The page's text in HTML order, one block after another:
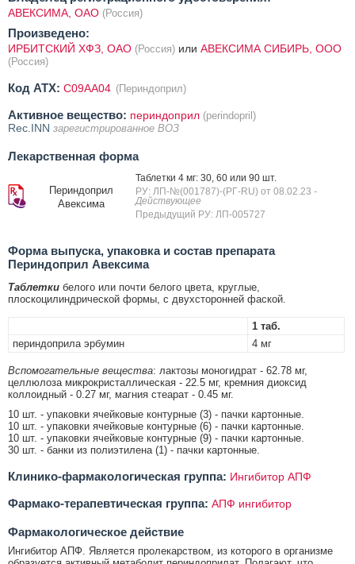
АВЕКСИМА, ОАО (Россия)
Произведено:
ИРБИТСКИЙ ХФЗ, ОАО (Россия) или АВЕКСИМА СИБИРЬ, ООО
(Россия)
Код ATX: C09AA04 (Периндоприл)
Активное вещество: периндоприл (perindopril)
Rec.INN зарегистрированное ВОЗ
Лекарственная форма
Периндоприл
Авексима
Таблетки 4 мг: 30, 60 или 90 шт.
РУ: ЛП-№(001787)-(РГ-RU) от 08.02.23 -
Действующее
Предыдущий РУ: ЛП-005727
Форма выпуска, упаковка и состав препарата
Периндоприл Авексима
Таблетки белого или почти белого цвета, круглые,
плоскоцилиндрической формы, с двухсторонней фаской.
1 таб.
периндоприла эрбумин
4 мг
Вспомогательные вещества: лактозы моногидрат - 62.78 мг,
целлюлоза микрокристаллическая - 22.5 мг, кремния диоксид
коллоидный - 0.27 мг, магния стеарат - 0.45 мг.
10 шт. - упаковки ячейковые контурные (3) - пачки картонные.
10 шт. - упаковки ячейковые контурные (6) - пачки картонные.
10 шт. - упаковки ячейковые контурные (9) - пачки картонные.
30 шт. - банки из полиэтилена (1) - пачки картонные.
Клинико-фармакологическая группа: Ингибитор АПФ
Фармако-терапевтическая группа: АПФ ингибитор
Фармакологическое действие
Ингибитор АПФ. Является пролекарством, из которого в организме